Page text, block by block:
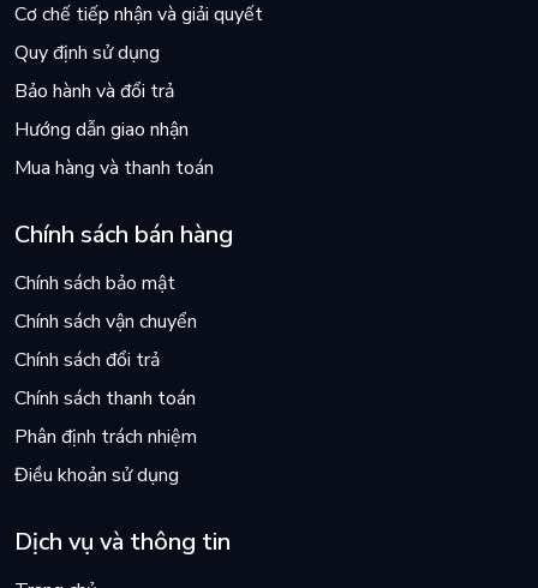
Cơ chế tiếp nhận và giải quyết
Quy định sử dụng
Bảo hành và đổi trả
Hướng dẫn giao nhận
Mua hàng và thanh toán
Chính sách bán hàng
Chính sách bảo mật
Chính sách vận chuyển
Chính sách đổi trả
Chính sách thanh toán
Phân định trách nhiệm
Điều khoản sử dụng
Dịch vụ và thông tin